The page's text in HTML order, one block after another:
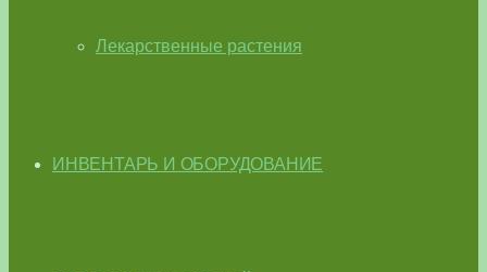
Лекарственные растения
ИНВЕНТАРЬ И ОБОРУДОВАНИЕ